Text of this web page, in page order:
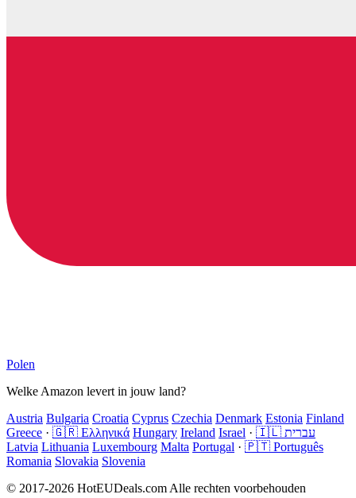
Polen
Welke Amazon levert in jouw land?
Austria Bulgaria Croatia Cyprus Czechia Denmark Estonia Finland
Greece · 🇬🇷 Ελληνικά Hungary Ireland Israel ·
🇮🇱 עברית
Latvia Lithuania Luxembourg Malta Portugal · 🇵🇹 Português
Romania Slovakia Slovenia
© 2017-2026 HotEUDeals.com Alle rechten voorbehouden